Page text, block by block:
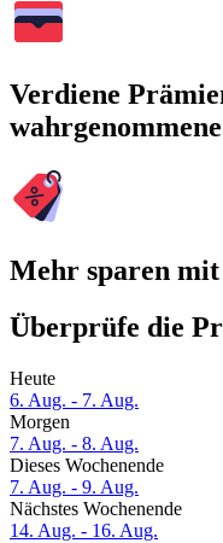
Verdiene
Mehr sparen
Überprüfe die
Heute
6. Aug. - 7. Aug.
Morgen
7. Aug. - 8. Aug.
Dieses Wochenende
7. Aug. - 9. Aug.
Nächstes Wochenende
14. Aug. - 16. Aug.